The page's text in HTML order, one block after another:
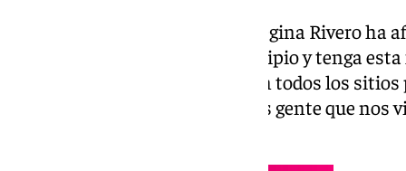
La alcaldesa de Guadalcanal, Regina Rivero ha
para todo el que llegue al municipio y tenga
comercios, en casas rurales y en todos los
así seguramente tengamos más gente que nos